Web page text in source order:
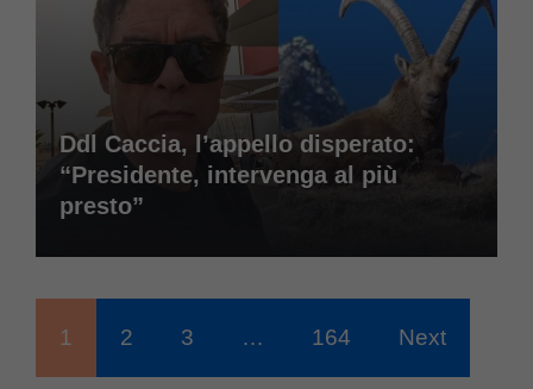
Ddl Caccia, l’appello disperato:
“Presidente, intervenga al più
presto”
1 2 3 … 164 Next